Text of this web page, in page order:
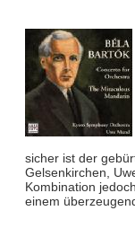
sicher ist der
Gelsenkirchen,
Kombination
einem